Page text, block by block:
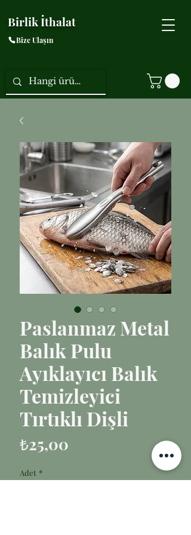
Birlik İthalat
Bize Ulaşın
Paslanmaz Metal
Balık Pulu
Ayıklayıcı Balık
Temizleyici
Tırtıklı Dişli
₺25,00
Adet *